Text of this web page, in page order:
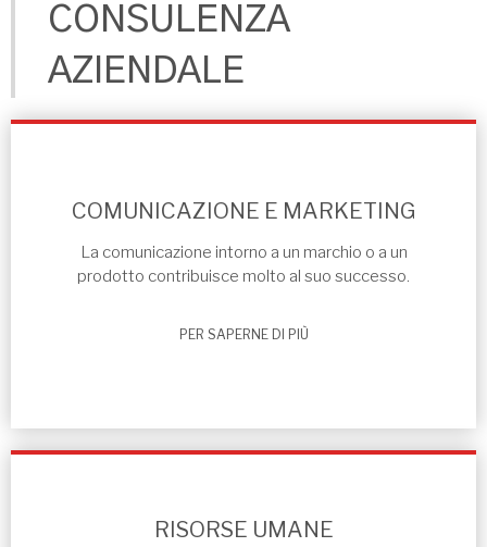
CONSULENZA
AZIENDALE
COMUNICAZIONE E MARKETING
La comunicazione intorno a un marchio o a un
prodotto contribuisce molto al suo successo.
PER SAPERNE DI PIÙ
RISORSE UMANE